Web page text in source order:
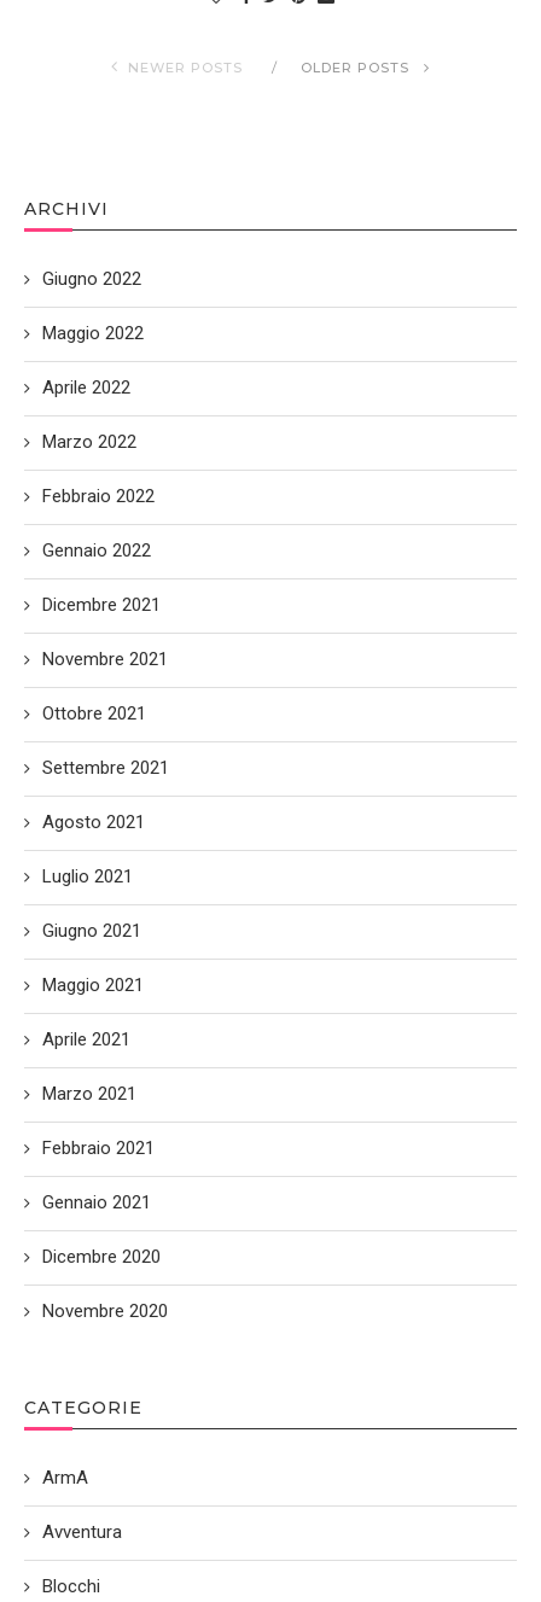
NEWER POSTS OLDER POSTS
ARCHIVI
Giugno 2022
Maggio 2022
Aprile 2022
Marzo 2022
Febbraio 2022
Gennaio 2022
Dicembre 2021
Novembre 2021
Ottobre 2021
Settembre 2021
Agosto 2021
Luglio 2021
Giugno 2021
Maggio 2021
Aprile 2021
Marzo 2021
Febbraio 2021
Gennaio 2021
Dicembre 2020
Novembre 2020
CATEGORIE
ArmA
Avventura
Blocchi